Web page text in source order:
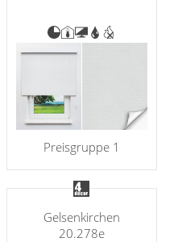
Preisgruppe 1
Gelsenkirchen
20.278e